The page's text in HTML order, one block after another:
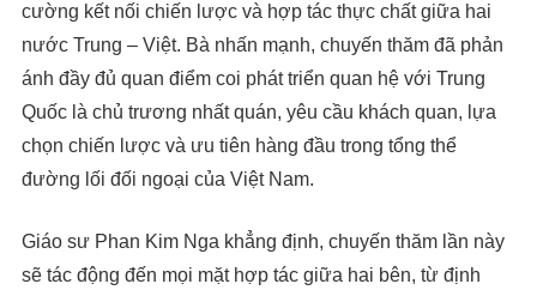
cường kết nối chiến lược và hợp tác thực chất giữa hai
nước Trung – Việt. Bà nhấn mạnh, chuyến thăm đã phản
ánh đầy đủ quan điểm coi phát triển quan hệ với Trung
Quốc là chủ trương nhất quán, yêu cầu khách quan, lựa
chọn chiến lược và ưu tiên hàng đầu trong tổng thể
đường lối đối ngoại của Việt Nam.
Giáo sư Phan Kim Nga khẳng định, chuyến thăm lần này
sẽ tác động đến mọi mặt hợp tác giữa hai bên, từ định